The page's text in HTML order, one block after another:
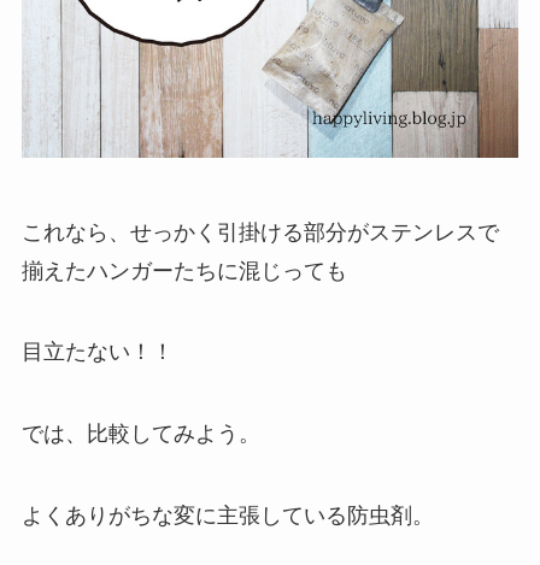
これなら、せっかく引掛ける部分がステンレスで
揃えたハンガーたちに混じっても
目立たない！！
では、比較してみよう。
よくありがちな変に主張している防虫剤。